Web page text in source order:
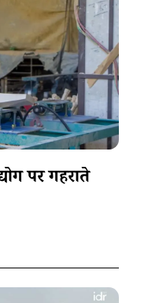
पर गहराते